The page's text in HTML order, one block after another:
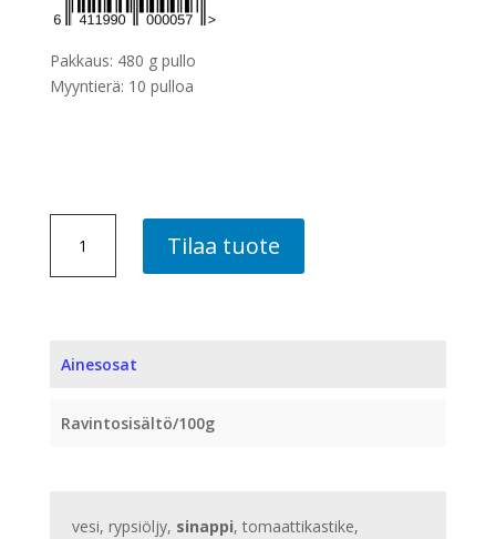
Pakkaus: 480 g pullo
Myyntierä: 10 pulloa
PIPPURI
BY
määrä
Tilaa tuote
Ainesosat
Ravintosisältö/100g
vesi, rypsiöljy, sinappi, tomaattikastike,